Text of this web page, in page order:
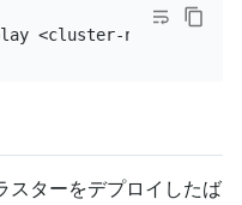
スターをデプロイしたば